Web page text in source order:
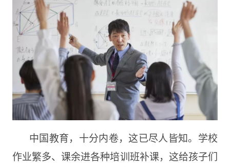
中国教育，十分内卷，这已尽人皆知。学校
作业繁多、课余进各种培训班补课，这给孩子们